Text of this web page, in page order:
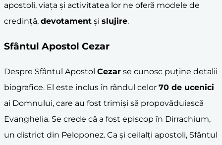
apostoli, viața și activitatea lor ne oferă modele de
credință, devotament și slujire.
Sfântul Apostol Cezar
Despre Sfântul Apostol Cezar se cunosc puține detalii
biografice. El este inclus în rândul celor 70 de ucenici
ai Domnului, care au fost trimiși să propovăduiască
Evanghelia. Se crede că a fost episcop în Dirrachium,
un district din Peloponez. Ca și ceilalți apostoli, Sfântul